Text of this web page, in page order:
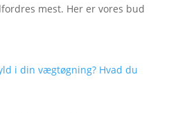
mest. Her er vores bud